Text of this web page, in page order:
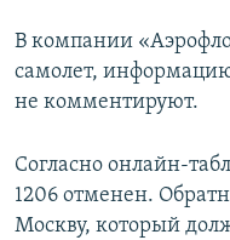
В компании
самолет,
не комментируют.
Согласно онлайн-
1206 отменен.
Москву, который